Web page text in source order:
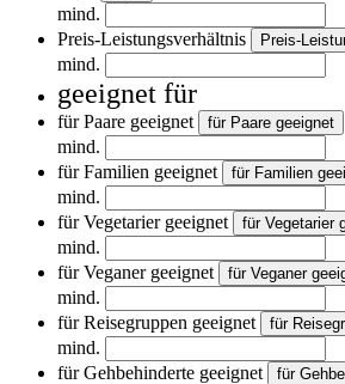
mind.
Preis-Leistungsverhältnis
Preis-
mind.
geeignet für
für Paare geeignet für Paare geeignet
mind.
für Familien geeignet
für Familien
mind.
für Vegetarier geeignet
für Vegetarier
mind.
für Veganer geeignet
für Veganer
mind.
für Reisegruppen geeignet
für
mind.
für Gehbehinderte geeignet
für